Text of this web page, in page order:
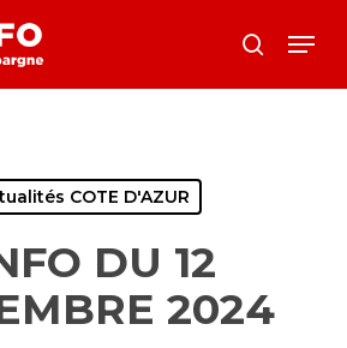
search
Menu
COTE D'AZUR
DU 12
2024